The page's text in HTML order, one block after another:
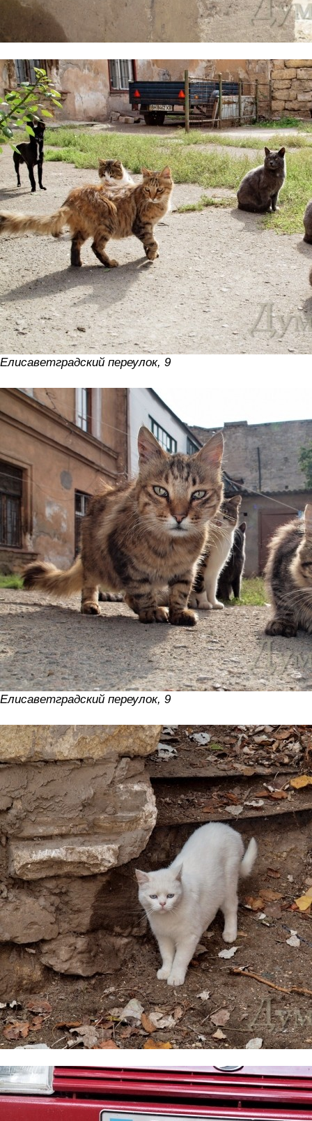
Елисаветградский переулок, 9
Елисаветградский переулок, 9